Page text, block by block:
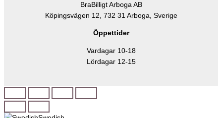
BraBilligt Arboga AB
Köpingsvägen 12, 732 31 Arboga, Sverige
Öppettider
Vardagar 10-18
Lördagar 12-15